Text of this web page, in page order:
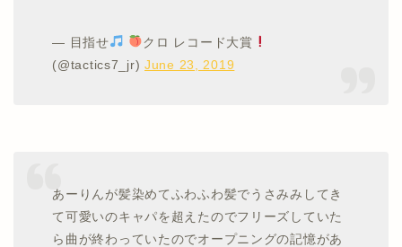
— 目指せ
クロ レコード大賞
(@tactics7_jr) June 23, 2019
あーりんが髪染めてふわふわ髪でうさみみしてき
て可愛いのキャパを超えたのでフリーズしていた
ら曲が終わっていたのでオープニングの記憶があ